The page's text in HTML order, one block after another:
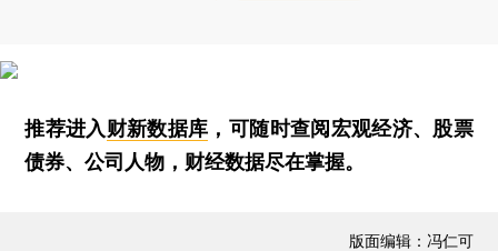
推荐进入财新数据库 ，可随时查阅宏观经济、股票
债券、公司人物，财经数据尽在掌握。
版面编辑：冯仁可